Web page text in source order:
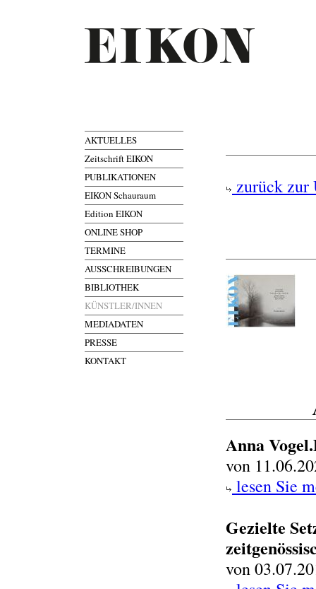
AKTUELLES
Zeitschrift EIKON
PUBLIKATIONEN
EIKON Schauraum
Edition EIKON
ONLINE SHOP
TERMINE
AUSSCHREIBUNGEN
BIBLIOTHEK
KÜNSTLER/INNEN
MEDIADATEN
PRESSE
KONTAKT
zurück zur
Anna
von
lesen Sie
Gezielte
von